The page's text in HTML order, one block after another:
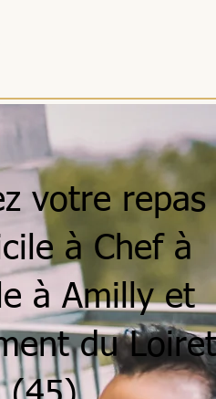
votre repas
à Chef à
à Amilly et
du Loiret